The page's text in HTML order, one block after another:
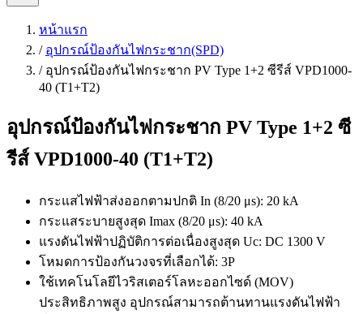
หน้าแรก
/ อุปกรณ์ป้องกันไฟกระชาก(SPD)
/ อุปกรณ์ป้องกันไฟกระชาก PV Type 1+2 ซีรีส์ VPD1000-
40 (T1+T2)
อุปกรณ์ป้องกันไฟกระชาก PV Type 1+2 ซี
รีส์ VPD1000-40 (T1+T2)
กระแสไฟฟ้าส่งออกตามปกติ In (8/20 μs): 20 kA
กระแสระบายสูงสุด Imax (8/20 μs): 40 kA
แรงดันไฟฟ้าปฏิบัติการต่อเนื่องสูงสุด Uc: DC 1300 V
โหมดการป้องกันวงจรที่เลือกได้: 3P
ใช้เทคโนโลยีไวริสเตอร์โลหะออกไซด์ (MOV)
ประสิทธิภาพสูง อุปกรณ์สามารถต้านทานแรงดันไฟฟ้า